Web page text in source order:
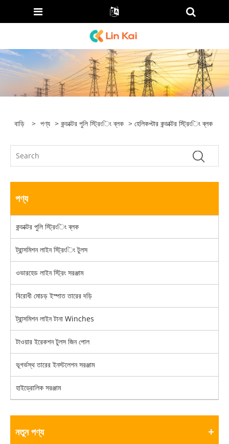
বাড়ি > পণ্য >কন্ডাক্টর পুলি স্ট্রিংিং ব্লক > হেলিকপ্টার কন্ডাক্টর স্ট্রিংিং ব্লক
পণ্য
কন্ডাক্টর পুলি স্ট্রিংিং ব্লক
ট্রান্সমিশন লাইন স্ট্রিংিং টুলস
ওভারহেড লাইন স্ট্রিং সরঞ্জাম
বিরোধী মোচড় ইস্পাত তারের দড়ি
ট্রান্সমিশন লাইন টানা Winches
টাওয়ার ইরেকশন টুলস জিন পোল
ভূগর্ভস্থ তারের ইনস্টলেশন সরঞ্জাম
হাইড্রোলিক সরঞ্জাম
নতুন পণ্য